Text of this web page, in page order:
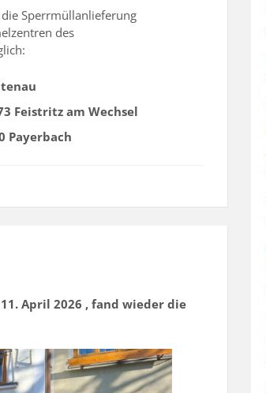
Sperrmüllanlieferung
des
Feistritz am Wechsel
Payerbach
11. April 2026 , fand wieder die